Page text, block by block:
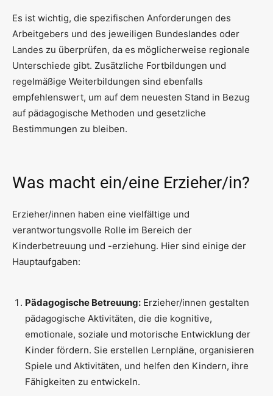
Es ist wichtig, die spezifischen Anforderungen des
Arbeitgebers und des jeweiligen Bundeslandes oder
Landes zu überprüfen, da es möglicherweise regionale
Unterschiede gibt. Zusätzliche Fortbildungen und
regelmäßige Weiterbildungen sind ebenfalls
empfehlenswert, um auf dem neuesten Stand in Bezug
auf pädagogische Methoden und gesetzliche
Bestimmungen zu bleiben.
Was macht ein/eine Erzieher/in?
Erzieher/innen haben eine vielfältige und
verantwortungsvolle Rolle im Bereich der
Kinderbetreuung und -erziehung. Hier sind einige der
Hauptaufgaben:
Pädagogische Betreuung: Erzieher/innen gestalten
pädagogische Aktivitäten, die die kognitive,
emotionale, soziale und motorische Entwicklung der
Kinder fördern. Sie erstellen Lernpläne, organisieren
Spiele und Aktivitäten, und helfen den Kindern, ihre
Fähigkeiten zu entwickeln.